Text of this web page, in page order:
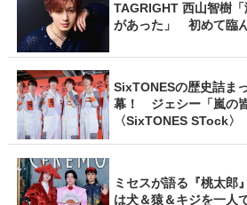
TAGRIGHT 西山智樹
があった」 初めて臨
SixTONESの歴史詰ま
幕！ ジェシー「嵐の
〈SixTONES STock〉
ミセスが語る『桃太
は犬＆猿＆キジを一人